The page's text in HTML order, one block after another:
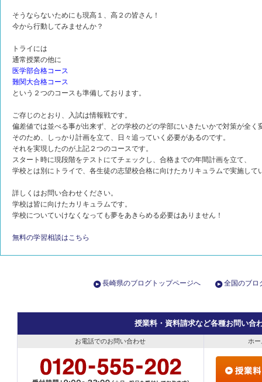
そうならないためにも現高１、高２の皆さん！
今から行動してみませんか？
トライには
通常授業の他に
医学部合格コース
難関大合格コース
という２つのコースも準備しております。
ご存じのとおり、入試は情報戦です。
偏差値では並べる事が出来ず、どの学校のどの学部にいきたいかで対策が全く
そのため、しっかり計画を立て、日々追っていく必要があるのです。
それを実現したのが上記２つのコースです。
スタート時に現段階をテストにてチェックし、合格までの年間計画を立て、
学校とは別にトライで、各生徒の志望校合格に向けたカリキュラムで実施して
詳しくはお問い合わせください。
学校は皆に向けたカリキュラムです。
学校についていけなくなっても夢をあきらめる必要はありません！
無料の学習相談はこちら
長崎県のブログトップページへ 全国のブロ
授業料・資料請求など各種お問い合
お電話でのお問い合わせ ホ